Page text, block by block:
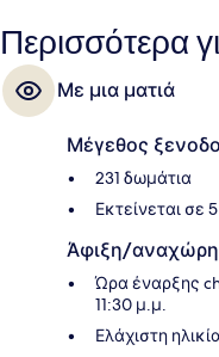
Περισσότερα
Με μια ματιά
Μέγεθος
231 δωμάτια
Εκτείνεται σε
Άφιξη/
Ώρα έναρξης
11:30 μ.μ.
Ελάχιστη